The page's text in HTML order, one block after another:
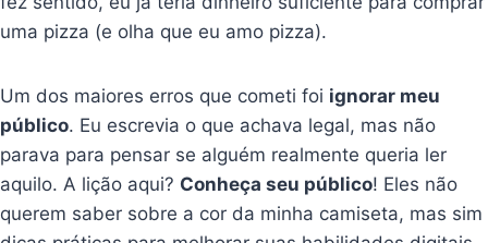
uma pizza (e olha que eu amo pizza).
Um dos maiores erros que cometi foi ignorar meu
público. Eu escrevia o que achava legal, mas não
parava para pensar se alguém realmente queria ler
aquilo. A lição aqui? Conheça seu público! Eles não
querem saber sobre a cor da minha camiseta, mas sim